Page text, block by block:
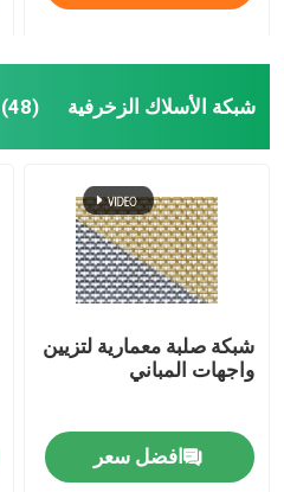
حزام النقل المعدني
صريف الصلب الملحوم
شبكة أمان هليكوبتر
شبكة الأسلاك الزخرفية (48)
شبكة صلبة معمارية لتزيين
واجهات المباني
افضل سعر